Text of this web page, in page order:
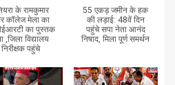
के रामकुमार
कॉलेज मेला का
का पुस्तक
,जिला विद्यालय
निरीक्षक पहुंचे
55 एकड़ जमीन के हक
की लड़ाई: 48वें दिन
पहुंचे सपा नेता आनंद
निषाद, मिला पूर्ण समर्थन